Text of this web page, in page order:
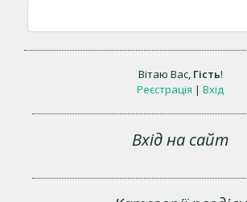
Вітаю Вас, Гість!
Реєстрація | Вхід
Вхід на сайт